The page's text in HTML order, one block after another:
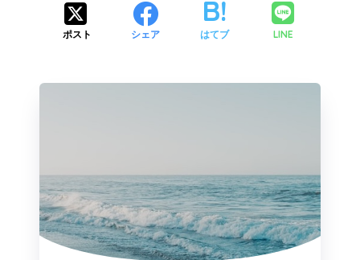
ポスト シェア はてブ LINE